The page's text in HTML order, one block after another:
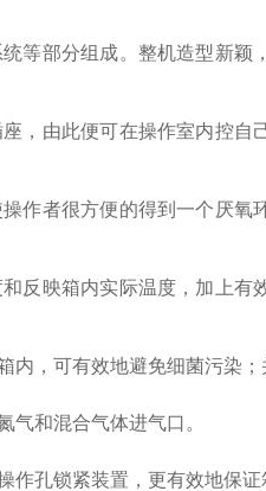
等部分组成。整机造型新
，由此便可在操作室内控
作者很方便的得到一个厌
反映箱内实际温度，加上
内，可有效地避免细菌污染；
气和混合气体进气口。
作孔锁紧装置，更有效地保证